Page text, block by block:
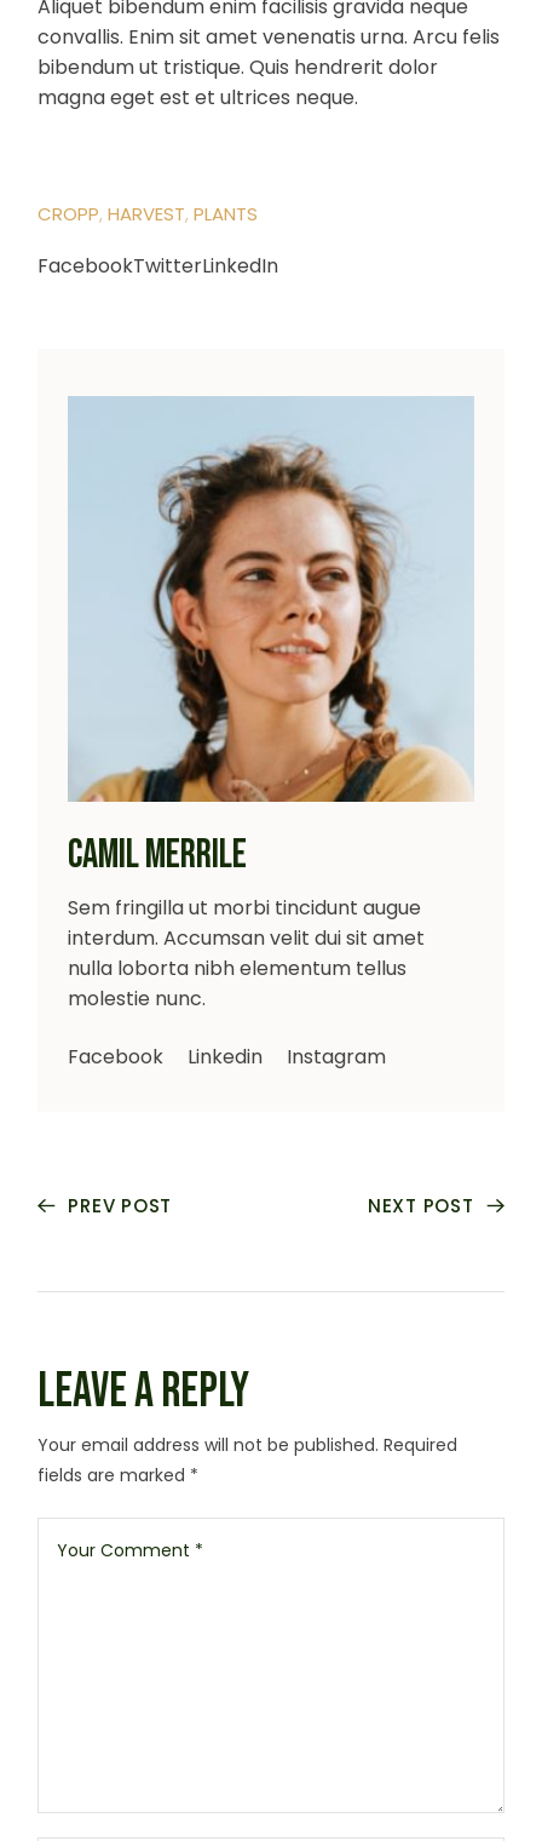
Aliquet bibendum enim facilisis gravida neque
convallis. Enim sit amet venenatis urna. Arcu felis
bibendum ut tristique. Quis hendrerit dolor
magna eget est et ultrices neque.
CROPP HARVEST PLANTS
FacebookTwitterLinkedIn
CAMIL MERRILE
Sem fringilla ut morbi tincidunt augue
interdum. Accumsan velit dui sit amet
nulla loborta nibh elementum tellus
molestie nunc.
Facebook Linkedin Instagram
PREV POST NEXT POST
LEAVE A REPLY
Your email address will not be published. Required
fields are marked *